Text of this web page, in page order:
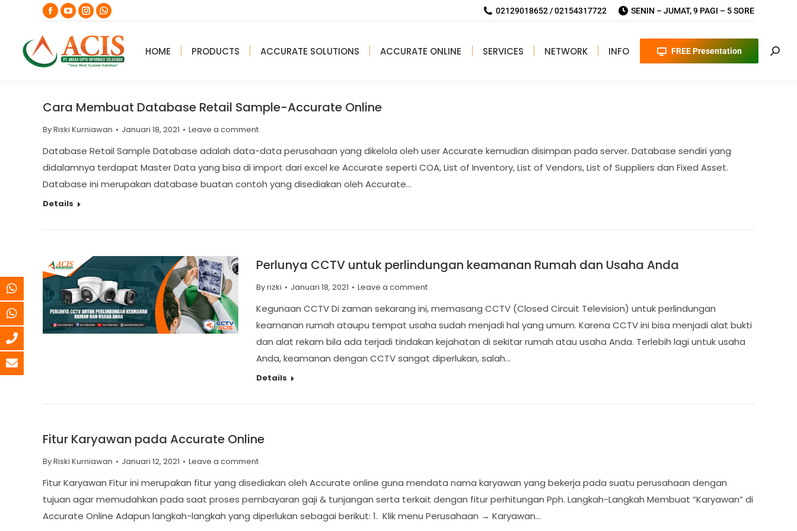
Facebook
page
opens
in
YouTube
page
opens
in
Instagram
page
opens
in
Whatsapp
page
opens
in
02129018652 / 02154317722 SENIN – JUMAT, 9 PAGI – 5 SORE
HOME PRODUCTS ACCURATE SOLUTIONS ACCURATE ONLINE SERVICES NETWORK INFO FREE Presentation
Cara Membuat Database Retail Sample-Accurate Online
ByRiski Kurniawan Januari 18, 2021 Leave a comment
Database Retail Sample Database adalah data-data perusahaan yang dikelola oleh user Accurate kemudian disimpan pada server. Database sendiri yang
didalamnya terdapat Master Data yang bisa di import dari excel ke Accurate seperti COA, List of Inventory, List of Vendors, List of Suppliers dan Fixed Asset.
Database ini merupakan database buatan contoh yang disediakan oleh Accurate…
Details
Perlunya CCTV untuk perlindungan keamanan Rumah dan Usaha Anda
Byrizki Januari 18, 2021 Leave a comment
Kegunaan CCTV Di zaman sekarang ini, memasang CCTV (Closed Circuit Television) untuk perlindungan
keamanan rumah ataupu tempat usaha sudah menjadi hal yang umum. Karena CCTV ini bisa menjadi alat bukti
dan alat rekam bila ada terjadi tindakan kejahatan di sekitar rumah atau usaha Anda. Terlebih lagi untuk usaha
Anda, keamanan dengan CCTV sangat diperlukan, salah…
Details
Fitur Karyawan pada Accurate Online
ByRiski Kurniawan Januari 12, 2021 Leave a comment
Fitur Karyawan Fitur ini merupakan fitur yang disediakan oleh Accurate online guna mendata nama karyawan yang bekerja pada suatu perusahaan dengan
tujuan agar memudahkan pada saat proses pembayaran gaji & tunjangan serta terkait dengan fitur perhitungan Pph. Langkah-Langkah Membuat “Karyawan” di
Accurate Online Adapun langkah-langkah yang diperlukan sebagai berikut: 1. Klik menu Perusahaan → Karyawan…